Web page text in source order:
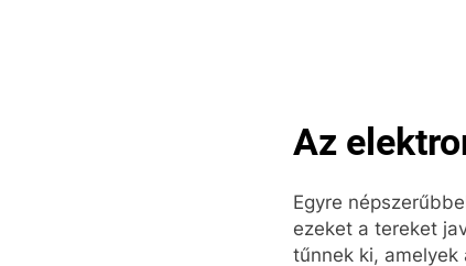
Az
Egyre
ezeket a tereket
tűnnek ki,